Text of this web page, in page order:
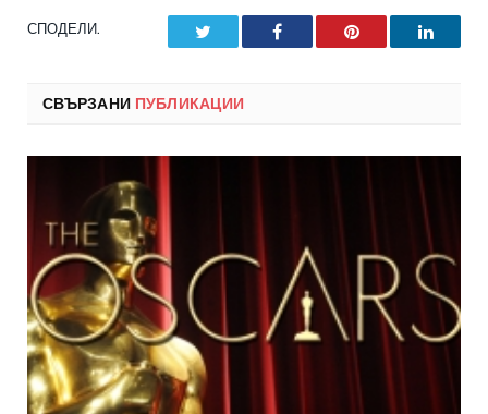
СПОДЕЛИ. Facebook Pinterest
СВЪРЗАНИ ПУБЛИКАЦИИ